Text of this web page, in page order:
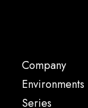
Company
Environments
Series